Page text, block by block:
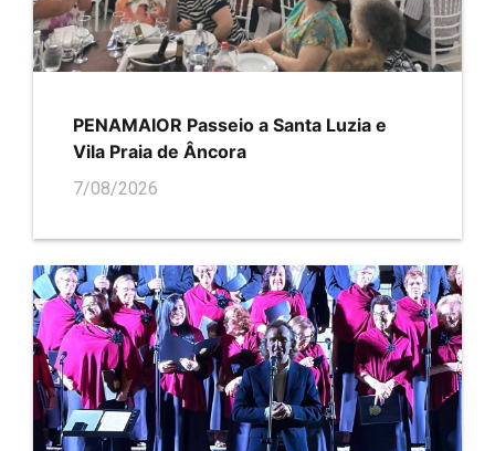
PENAMAIOR Passeio a Santa Luzia e
Vila Praia de Âncora
7/08/2026